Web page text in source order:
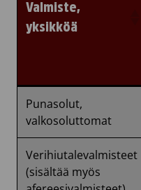
Valmiste,
yksikköä
Valmiste,
yksikköä
Punasolut,
valkosoluttomat
Verihiutalevalmisteet
(sisältää myös